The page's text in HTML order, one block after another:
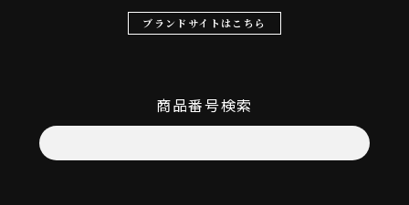
ブランドサイトはこちら
商品番号検索